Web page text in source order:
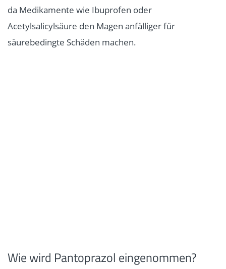
da Medikamente wie Ibuprofen oder
Acetylsalicylsäure den Magen anfälliger für
säurebedingte Schäden machen.
Wie wird Pantoprazol eingenommen?